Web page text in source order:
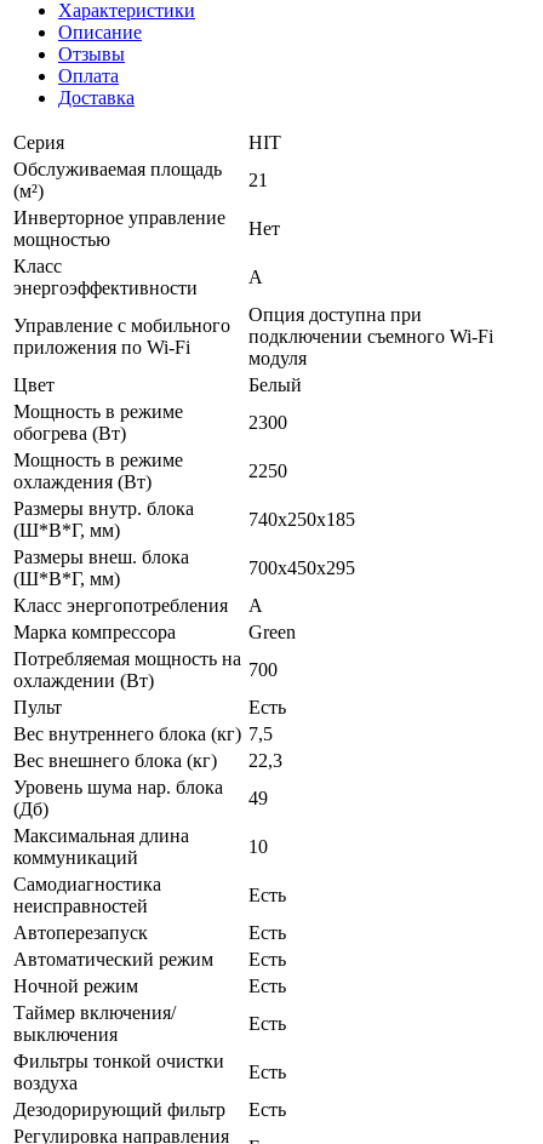
Характеристики
Описание
Отзывы
Оплата
Доставка
Серия
HIT
Обслуживаемая площадь
(м²)
21
Инверторное управление
мощностью
Нет
Класс
энергоэффективности
A
Управление c мобильного
приложения по Wi-Fi
Опция доступна при
подключении съемного Wi-Fi
модуля
Цвет
Белый
Мощность в режиме
обогрева (Вт)
2300
Мощность в режиме
охлаждения (Вт)
2250
Размеры внутр. блока
(Ш*В*Г, мм)
740х250х185
Размеры внеш. блока
(Ш*В*Г, мм)
700х450х295
Класс энергопотребления
A
Марка компрессора
Green
Потребляемая мощность на
охлаждении (Вт)
700
Пульт
Есть
Вес внутреннего блока (кг) 7,5
Вес внешнего блока (кг)
22,3
Уровень шума нар. блока
(Дб)
49
Максимальная длина
коммуникаций
10
Самодиагностика
неисправностей
Есть
Автоперезапуск
Есть
Автоматический режим
Есть
Ночной режим
Есть
Таймер включения/
выключения
Есть
Фильтры тонкой очистки
воздуха
Есть
Дезодорирующий фильтр
Есть
Регулировка направления